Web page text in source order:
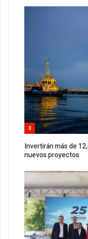
3
Invertirán más de
nuevos proyectos